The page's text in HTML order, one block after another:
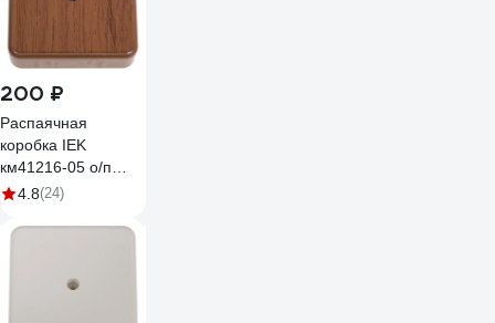
200 ₽
Распаячная
коробка IEK
км41216-05 о/п
75x75x28мм
UKO10-075-075-
4.8(24)